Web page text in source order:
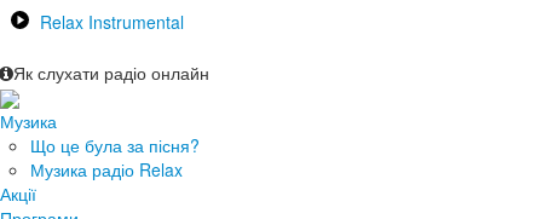
Relax Instrumental
Як слухати радіо онлайн
Музика
Що це була за пісня?
Музика радіо Relax
Акції